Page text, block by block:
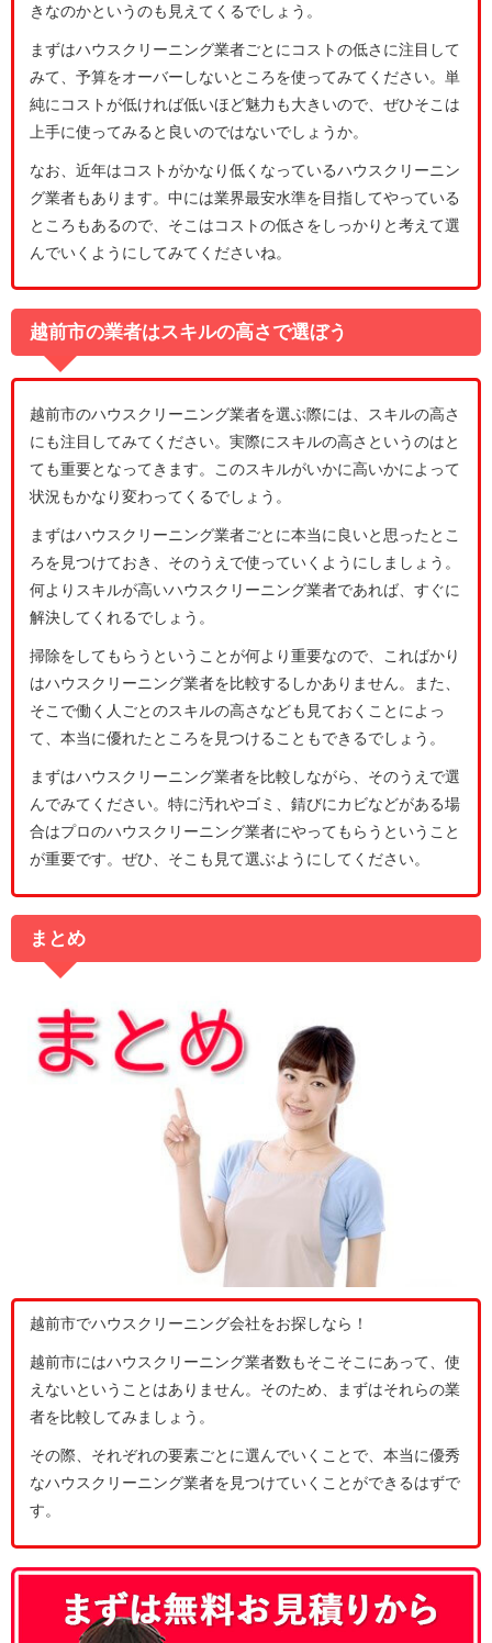
きなのかというのも見えてくるでしょう。
まずはハウスクリーニング業者ごとにコストの低さに注目して
みて、予算をオーバーしないところを使ってみてください。単
純にコストが低ければ低いほど魅力も大きいので、ぜひそこは
上手に使ってみると良いのではないでしょうか。
なお、近年はコストがかなり低くなっているハウスクリーニン
グ業者もあります。中には業界最安水準を目指してやっている
ところもあるので、そこはコストの低さをしっかりと考えて選
んでいくようにしてみてくださいね。
越前市の業者はスキルの高さで選ぼう
越前市のハウスクリーニング業者を選ぶ際には、スキルの高さ
にも注目してみてください。実際にスキルの高さというのはと
ても重要となってきます。このスキルがいかに高いかによって
状況もかなり変わってくるでしょう。
まずはハウスクリーニング業者ごとに本当に良いと思ったとこ
ろを見つけておき、そのうえで使っていくようにしましょう。
何よりスキルが高いハウスクリーニング業者であれば、すぐに
解決してくれるでしょう。
掃除をしてもらうということが何より重要なので、こればかり
はハウスクリーニング業者を比較するしかありません。また、
そこで働く人ごとのスキルの高さなども見ておくことによっ
て、本当に優れたところを見つけることもできるでしょう。
まずはハウスクリーニング業者を比較しながら、そのうえで選
んでみてください。特に汚れやゴミ、錆びにカビなどがある場
合はプロのハウスクリーニング業者にやってもらうということ
が重要です。ぜひ、そこも見て選ぶようにしてください。
まとめ
越前市でハウスクリーニング会社をお探しなら！
越前市にはハウスクリーニング業者数もそこそこにあって、使
えないということはありません。そのため、まずはそれらの業
者を比較してみましょう。
その際、それぞれの要素ごとに選んでいくことで、本当に優秀
なハウスクリーニング業者を見つけていくことができるはずで
す。